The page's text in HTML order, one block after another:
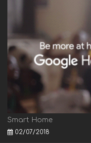
Smart Home
02/07/2018